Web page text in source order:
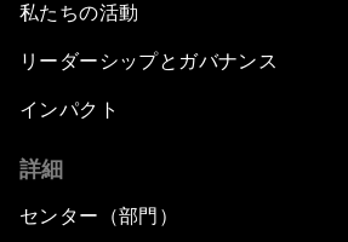
私たちの活動
リーダーシップとガバナンス
インパクト
詳細
センター（部門）